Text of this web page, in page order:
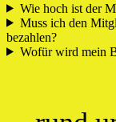
Wie hoch ist der
Muss ich den
bezahlen?
Wofür wird mein